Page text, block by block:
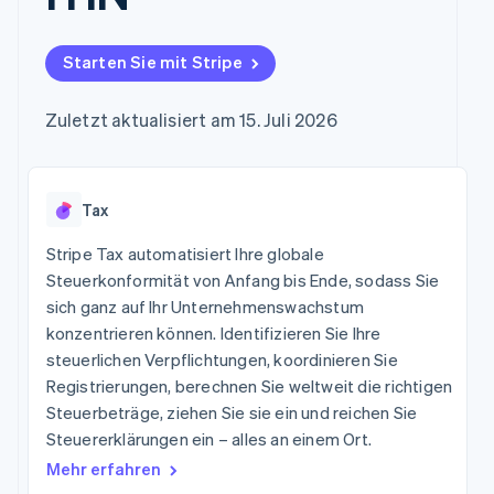
125
Terminal
Zahlungen vor Ort
Boost
Autorisierungsraten
Beschleunigter
Financial
Connections
Verbundene
Finanzdaten
Product roadmap
Ausblick
Radar
SaaS
Bewirtung, Reisen und
Freizeit
Versicherungen
Medien und
Unterhaltung
Gemeinnützige
Organisationen
Fachdienstleistungen
Öffentlicher Sektor
Einzelhandel
Abonnementverwaltung
nutzungsbasierte
Karten ausgeben: So
Diensten mit Agenten
Ressourcen
App-Integrationen
Code-Beispiele
Entwickler-Blog
API-Status
Stripe Sessions
Karriere
Stripe Press
kontaktieren
Partner werden
Starten Sie mit Stripe
Zuletzt aktualisiert am 15. Juli 2026
Tax
Stripe Tax automatisiert Ihre globale
Steuerkonformität von Anfang bis Ende, sodass Sie
sich ganz auf Ihr Unternehmenswachstum
konzentrieren können. Identifizieren Sie Ihre
steuerlichen Verpflichtungen, koordinieren Sie
Registrierungen, berechnen Sie weltweit die richtigen
Steuerbeträge, ziehen Sie sie ein und reichen Sie
Steuererklärungen ein – alles an einem Ort.
Mehr erfahren